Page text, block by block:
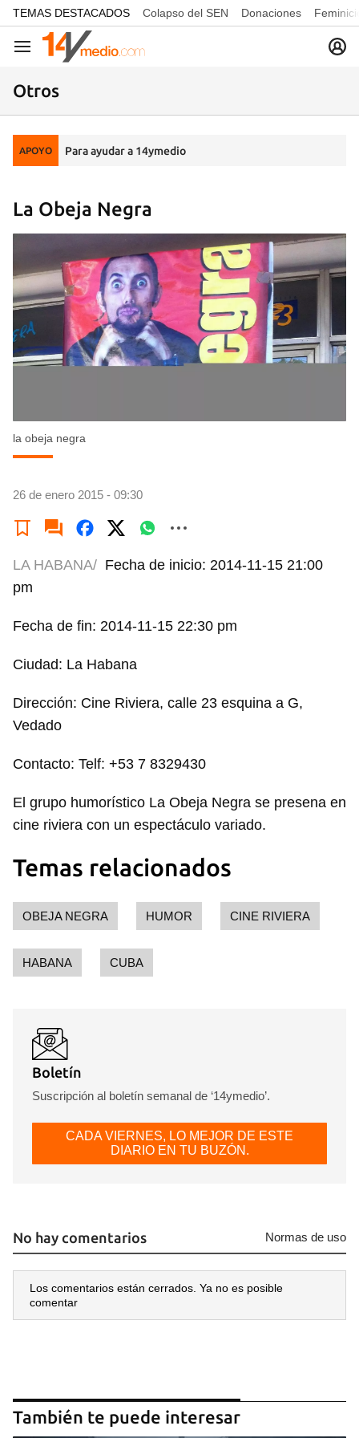
common.go-to-content
TEMAS DESTACADOS Colapso del SEN Donaciones
Navegación
Otros
APOYO Para ayudar a 14ymedio
La Obeja Negra
la obeja negra
26 de enero 2015 - 09:30
LA HABANA/ Fecha de inicio: 2014-11-15 21:00
pm
Fecha de fin: 2014-11-15 22:30 pm
Ciudad: La Habana
Dirección: Cine Riviera, calle 23 esquina a G,
Vedado
Contacto: Telf: +53 7 8329430
El grupo humorístico La Obeja Negra se presena en
cine riviera con un espectáculo variado.
Temas relacionados
OBEJA NEGRA HUMOR CINE RIVIERA
HABANA CUBA
Boletín
Suscripción al boletín semanal de ‘14ymedio’.
CADA VIERNES, LO MEJOR DE ESTE
DIARIO EN TU BUZÓN.
No hay comentarios Normas de uso
Los comentarios están cerrados. Ya no es posible
comentar
También te puede interesar